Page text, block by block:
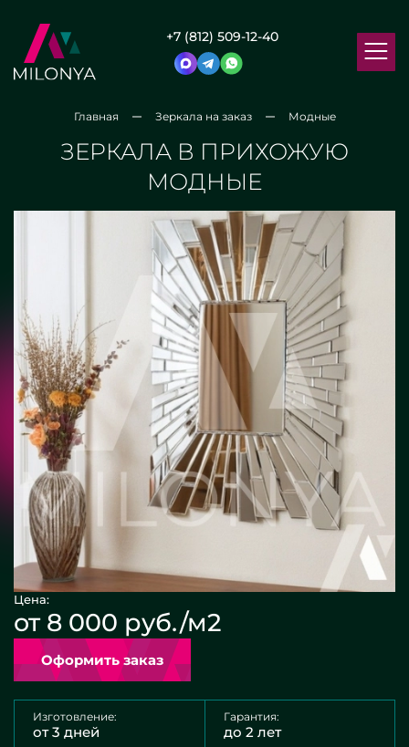
+7 (812) 509-12-40
Главная Зеркала на заказ Модные
ЗЕРКАЛА В ПРИХОЖУЮ
МОДНЫЕ
Цена:
от 8 000 руб./м2
Оформить заказ
Изготовление:
от 3 дней
Гарантия:
до 2 лет